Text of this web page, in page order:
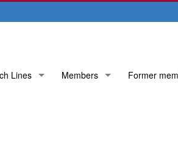
Lines Members Former